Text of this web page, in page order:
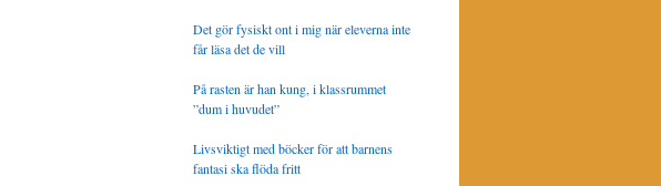
Det gör fysiskt ont i mig när eleverna inte
får läsa det de vill
På rasten är han kung, i klassrummet
”dum i huvudet”
Livsviktigt med böcker för att barnens
fantasi ska flöda fritt